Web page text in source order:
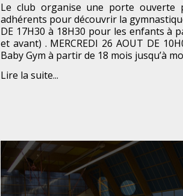
Le club organise une porte ouverte
adhérents pour découvrir la
DE 17H30 à 18H30 pour les enfants à
et avant) . MERCREDI 26 AOUT DE
Baby Gym à partir de 18 mois jusqu’à
Lire la suite...